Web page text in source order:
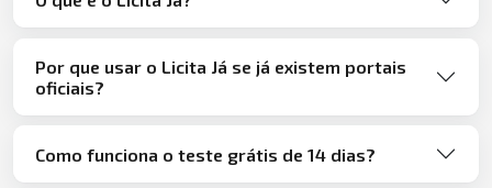
Por que usar o Licita Já se já existem portais
oficiais?
Como funciona o teste grátis de 14 dias?